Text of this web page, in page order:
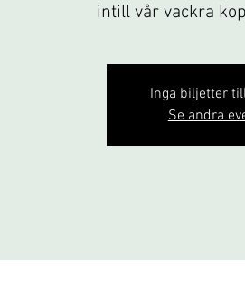
intill vår vackra
Inga biljetter
Se andra